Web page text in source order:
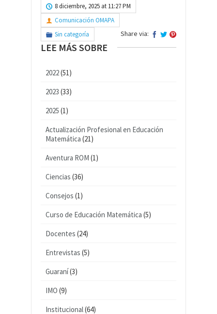
8 diciembre, 2025 at 11:27 PM
Comunicación OMAPA
Sin categoría
Share via:
LEE MÁS SOBRE
2022(51)
2023 (33)
2025 (1)
Actualización Profesional en Educación
Matemática (21)
Aventura ROM (1)
Ciencias (36)
Consejos (1)
Curso de Educación Matemática (5)
Docentes (24)
Entrevistas (5)
Guaraní(3)
IMO (9)
Institucional(64)